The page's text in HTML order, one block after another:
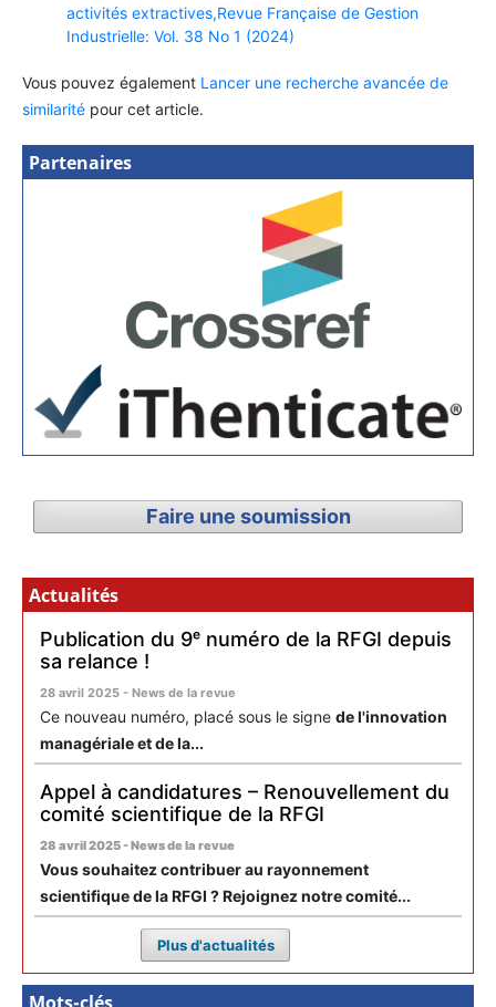
activités extractives,Revue Française de Gestion
Industrielle: Vol. 38 No 1 (2024)
Vous pouvez également Lancer une recherche avancée de
similaritépour cet article.
Partenaires
Faire une soumission
Actualités
Publication du 9ᵉ numéro de la RFGI depuis
sa relance !
28 avril 2025 - News de la revue
Ce nouveau numéro, placé sous le signe de l'innovation
managériale et de la...
Appel à candidatures – Renouvellement du
comité scientifique de la RFGI
28 avril 2025 - News de la revue
Vous souhaitez contribuer au rayonnement
scientifique de la RFGI ? Rejoignez notre comité...
Plus d'actualités